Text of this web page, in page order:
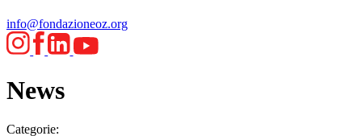
info@fondazioneoz.org
News
Categorie: